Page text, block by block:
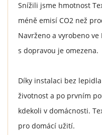
Snížili jsme hmotnost
méně emisí CO2 než
Navrženo a vyrobeno
s dopravou je omezena.
Díky instalaci bez
životnost a po prvním
kdekoli v domácnosti.
pro domácí užití.